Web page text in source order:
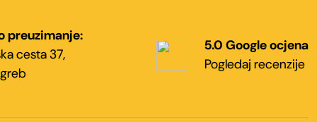
preuzimanje:
cesta 37,
5.0 Google ocjena
Pogledaj recenzije